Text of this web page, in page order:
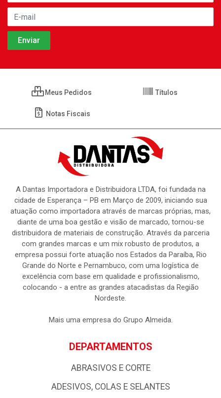
Meus Pedidos Títulos
Notas Fiscais
A Dantas Importadora e Distribuidora LTDA, foi fundada na
cidade de Esperança – PB em Março de 2009, iniciando sua
atuação como importadora através de marcas próprias, mas,
diante de uma boa gestão e visão de marcado, tornou-se
distribuidora de materiais de construção. Através da parceria
com grandes marcas e um mix robusto de produtos, a
empresa possui forte atuação nos Estados da Paraíba, Rio
Grande do Norte e Pernambuco, com uma logística de
excelência com base em qualidade e profissionalismo,
colocando - a entre as grandes atacadistas da Região
Nordeste.
Mais uma empresa do Grupo Almeida.
DEPARTAMENTOS
ABRASIVOS E CORTE
ADESIVOS, COLAS E SELANTES